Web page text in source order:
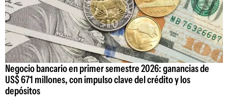
Negocio bancario en primer semestre 2026: ganancias de
US$ 671 millones, con impulso clave del crédito y los
depósitos